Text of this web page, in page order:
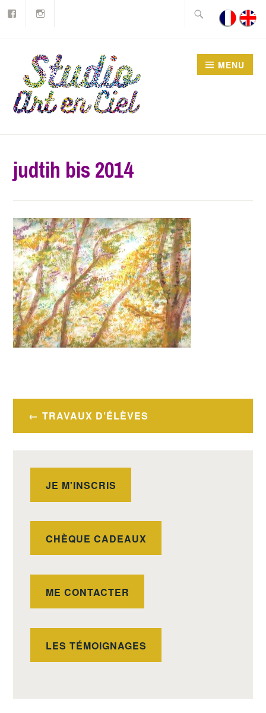
Accéder
principal
Rechercher :
MENU
judtih bis 2014
Navigation
de
TRAVAUX D’ÉLÈVES
JE M'INSCRIS
CHÈQUE CADEAUX
ME CONTACTER
LES TÉMOIGNAGES